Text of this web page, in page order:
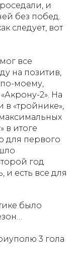
и
без побед.
следует, вот
все
на позитив,
моему,
2». На
в «тройнике»,
в итоге
для первого
год
и есть все для
было
3 гола